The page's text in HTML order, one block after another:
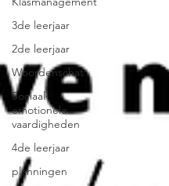
3de leerjaar
2de leerjaar
Woordenschat
Sociaal-
emotionele
vaardigheden
4de leerjaar
planningen